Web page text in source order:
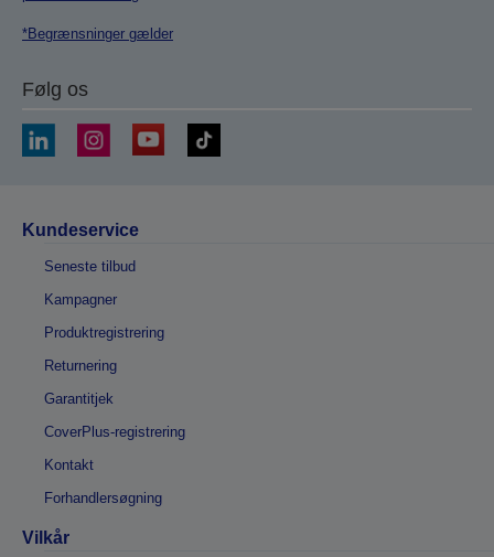
*Begrænsninger gælder
Følg os
Kundeservice
Seneste tilbud
Kampagner
Produktregistrering
Returnering
Garantitjek
CoverPlus-registrering
Kontakt
Forhandlersøgning
Vilkår